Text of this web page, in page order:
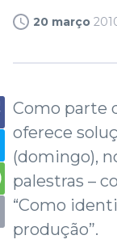
20 março
Como parte
oferece
(domingo),
palestras –
“Como
produção”.